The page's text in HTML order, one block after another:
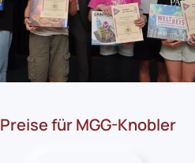
Preise für MGG-Knobler